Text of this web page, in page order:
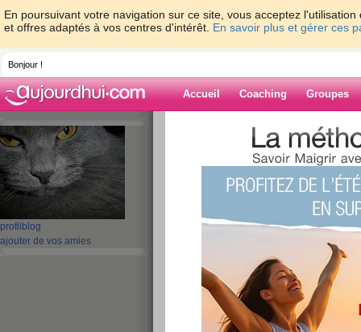
En poursuivant votre navigation sur ce site, vous acceptez
et offres adaptés à vos centres d'intérêt. En savoir plus et gérer ces
Bonjour !
Accueil Coaching Groupes
profil blog
ajouter de vos amies
> > le
Blog de
le tournoi pas si